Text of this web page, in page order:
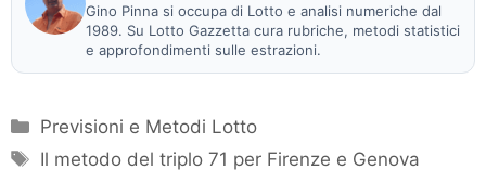
Gino Pinna si occupa di Lotto e analisi numeriche dal
1989. Su Lotto Gazzetta cura rubriche, metodi statistici
e approfondimenti sulle estrazioni.
Categorie
Previsioni e Metodi Lotto
Tag
Il metodo del triplo 71 per Firenze e Genova